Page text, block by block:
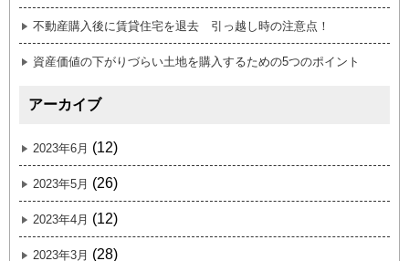
不動産購入後に賃貸住宅を退去 引っ越し時の注意点！
資産価値の下がりづらい土地を購入するための5つのポイント
アーカイブ
2023年6月 (12)
2023年5月 (26)
2023年4月 (12)
2023年3月 (28)